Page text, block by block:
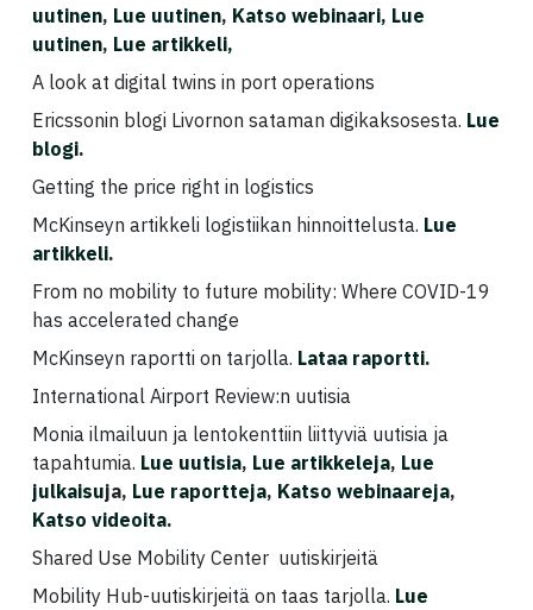
uutinen, Lue uutinen, Katso webinaari, Lue
uutinen, Lue artikkeli,
A look at digital twins in port operations
Ericssonin blogi Livornon sataman digikaksosesta. Lue
blogi.
Getting the price right in logistics
McKinseyn artikkeli logistiikan hinnoittelusta. Lue
artikkeli.
From no mobility to future mobility: Where COVID-19
has accelerated change
McKinseyn raportti on tarjolla. Lataa raportti.
International Airport Review:n uutisia
Monia ilmailuun ja lentokenttiin liittyviä uutisia ja
tapahtumia. Lue uutisia, Lue artikkeleja, Lue
julkaisuja, Lue raportteja, Katso webinaareja,
Katso videoita.
Shared Use Mobility Center uutiskirjeitä
Mobility Hub-uutiskirjeitä on taas tarjolla. Lue